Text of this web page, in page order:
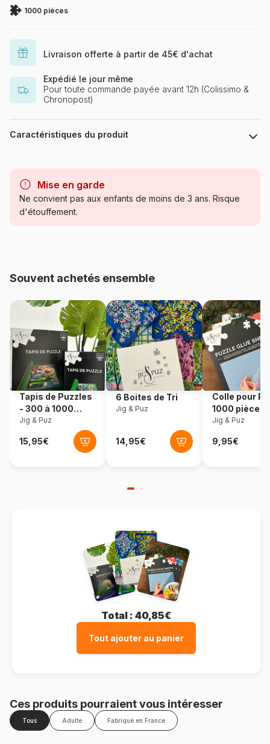
1000 pièces
Livraison offerte à partir de 45€ d'achat
Expédié le jour même
Pour toute commande payée avant 12h (Colissimo &
Chronopost)
Caractéristiques du produit
Catégorie Puzzles - Campagne
Référence Eurographics-6000-0690
EAN 628136606905
Nombre de pièces 1000 pièces
Dimensions 67 x 49 cm
Mise en garde
Ne convient pas aux enfants de moins de 3 ans. Risque
d'étouffement.
Souvent achetés ensemble
Tapis de Puzzles
- 300 à 1000
pièces
Jig & Puz
6 Boites de Tri
Jig & Puz
Colle pour
1000 pièces
Jig & Puz
Total : 40,85€
Tout ajouter au panier
Ces produits pourraient vous intéresser
Tous Adulte Fabriqué en France